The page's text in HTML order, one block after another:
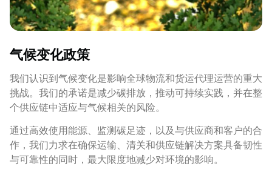
气候变化政策
我们认识到气候变化是影响全球物流和货运代理运营的重大
挑战。我们的承诺是减少碳排放，推动可持续实践，并在整
个供应链中适应与气候相关的风险。
通过高效使用能源、监测碳足迹，以及与供应商和客户的合
作，我们力求在确保运输、清关和供应链解决方案具备韧性
与可靠性的同时，最大限度地减少对环境的影响。